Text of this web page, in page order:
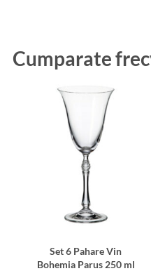
Cumparate
Set 6 Pahare Vin
Bohemia Parus 250 ml